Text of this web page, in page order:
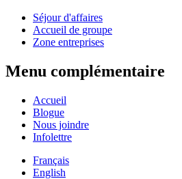
Séjour d'affaires
Accueil de groupe
Zone entreprises
Menu complémentaire
Accueil
Blogue
Nous joindre
Infolettre
Français
English